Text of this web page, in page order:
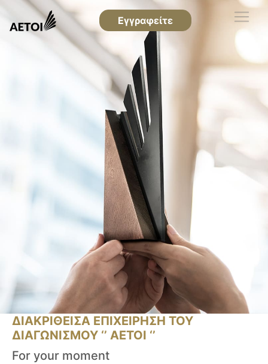
Εγγραφείτε
ΔΙΑΚΡΙΘΕΙΣΑ ΕΠΙΧΕΙΡΗΣΗ ΤΟΥ
ΔΙΑΓΩΝΙΣΜΟΥ ‘’ ΑΕΤΟΙ ‘’
For your moment